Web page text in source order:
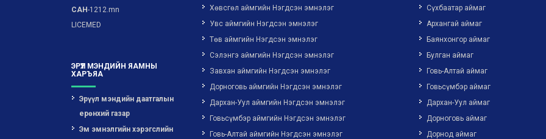
САН-1212.mn
LICEMED
ЭРҮҮЛ МЭНДИЙН ЯАМНЫ
ХАРЪЯА
Эрүүл мэндийн даатгалын
ерөнхий газар
Эм эмнэлгийн хэрэгслийн
Хөвсгөл аймгийн Нэгдсэн эмнэлэг
Увс аймгийн Нэгдсэн эмнэлэг
Төв аймгийн Нэгдсэн эмнэлэг
Сэлэнгэ аймгийн Нэгдсэн эмнэлэг
Завхан аймгийн Нэгдсэн эмнэлэг
Дорноговь аймгийн Нэгдсэн эмнэлэг
Дархан-Уул аймгийн Нэгдсэн эмнэлэг
Говьсүмбэр аймгийн Нэгдсэн эмнэлэг
Говь-Алтай аймгийн Нэгдсэн эмнэлэг
Сүхбаатар аймаг
Архангай аймаг
Баянхонгор аймаг
Булган аймаг
Говь-Алтай аймаг
Говьсүмбэр аймаг
Дархан-Уул аймаг
Дорноговь аймаг
Дорнод аймаг